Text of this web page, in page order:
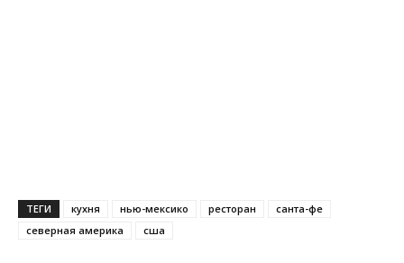
ТЕГИ кухня нью-мексико ресторан
санта-фе
северная америка
сша